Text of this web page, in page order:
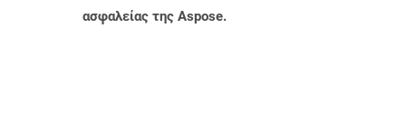
ασφαλείας της Aspose.